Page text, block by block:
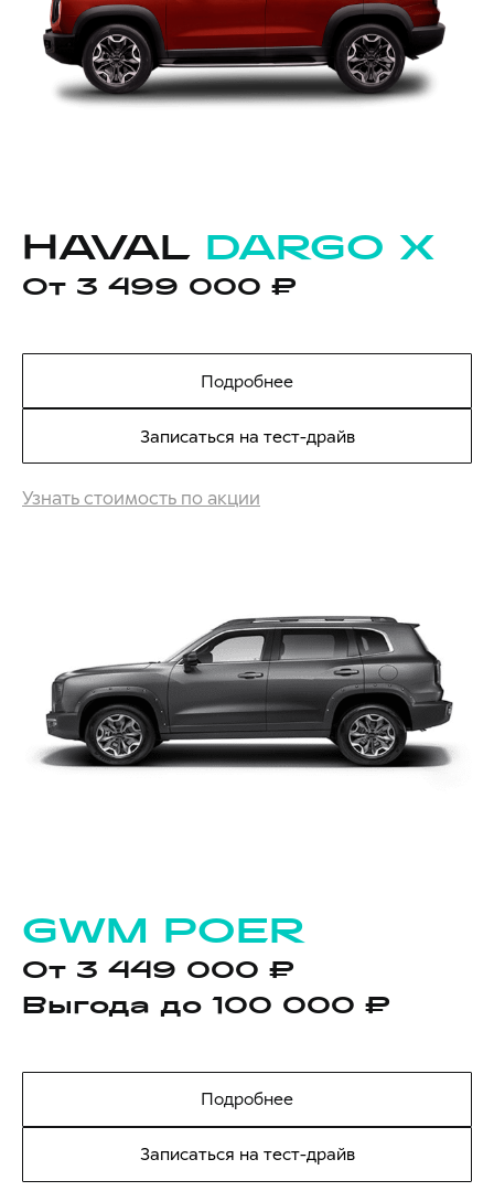
HAVAL DARGO X
От 3 499 000 ₽
Подробнее
Записаться на тест-драйв
Узнать стоимость по акции
GWM POER
От 3 449 000 ₽
Выгода до 100 000 ₽
Подробнее
Записаться на тест-драйв